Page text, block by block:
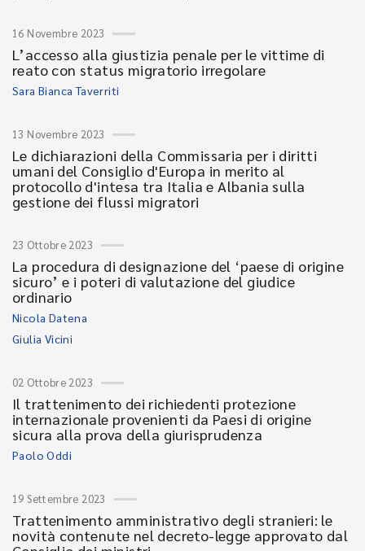
16 Novembre 2023
L’accesso alla giustizia penale per le vittime di
reato con status migratorio irregolare
Sara Bianca Taverriti
13 Novembre 2023
Le dichiarazioni della Commissaria per i diritti
umani del Consiglio d'Europa in merito al
protocollo d'intesa tra Italia e Albania sulla
gestione dei flussi migratori
23 Ottobre 2023
La procedura di designazione del ‘paese di origine
sicuro’ e i poteri di valutazione del giudice
ordinario
Nicola Datena
Giulia Vicini
02 Ottobre 2023
Il trattenimento dei richiedenti protezione
internazionale provenienti da Paesi di origine
sicura alla prova della giurisprudenza
Paolo Oddi
19 Settembre 2023
Trattenimento amministrativo degli stranieri: le
novità contenute nel decreto-legge approvato dal